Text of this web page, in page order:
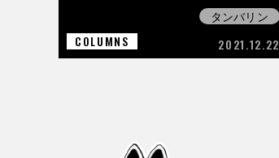
タンバリン
COLUMNS
2021.12.22